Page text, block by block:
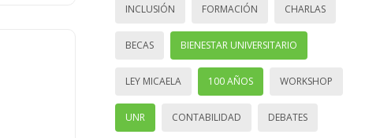
INCLUSIÓN FORMACIÓN CHARLAS
BECAS BIENESTAR UNIVERSITARIO
LEY MICAELA 100 AÑOS WORKSHOP
UNR CONTABILIDAD DEBATES